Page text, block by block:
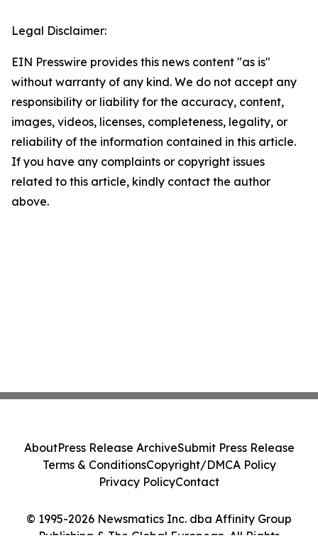
Legal Disclaimer:
EIN Presswire provides this news content "as is"
without warranty of any kind. We do not accept any
responsibility or liability for the accuracy, content,
images, videos, licenses, completeness, legality, or
reliability of the information contained in this article.
If you have any complaints or copyright issues
related to this article, kindly contact the author
above.
© 1995-2026 Newsmatics Inc. dba Affinity Group
AboutPress Release ArchiveSubmit Press Release
Terms & ConditionsCopyright/DMCA Policy
Privacy PolicyContact